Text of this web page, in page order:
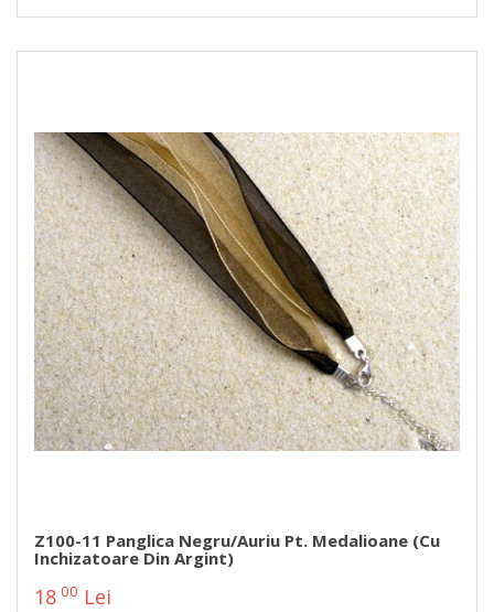
Z100-11 Panglica Negru/auriu Pt. Medalioane (cu
Inchizatoare Din Argint)
18 00 Lei